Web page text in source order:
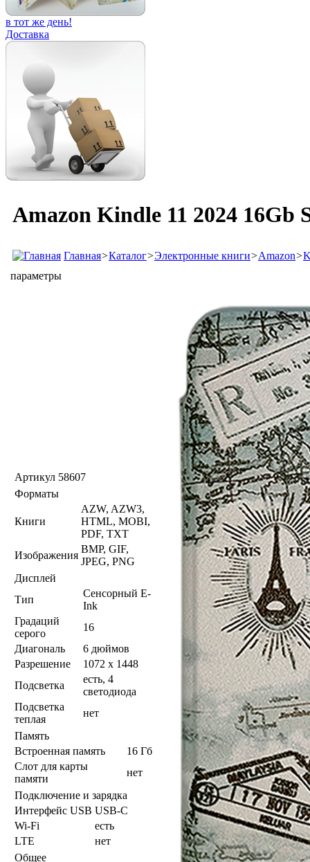
в тот же день!
Доставка
Amazon Kindle 11 2024 16Gb
Главная>Каталог>Электронные книги>Amazon>
параметры
Артикул 58607
Форматы
Книги
AZW, AZW3,
HTML, MOBI,
PDF, TXT
Изображения
BMP, GIF,
JPEG, PNG
Дисплей
Тип
Сенсорный E-
Ink
Градаций
серого
16
Диагональ
6 дюймов
Разрешение
1072 x 1448
Подсветка
есть, 4
светодиода
Подсветка
теплая
нет
Память
Встроенная память
16 Гб
Слот для карты
памяти
нет
Подключение и зарядка
Интерфейс USB USB-C
Wi-Fi
есть
LTE
нет
Общее